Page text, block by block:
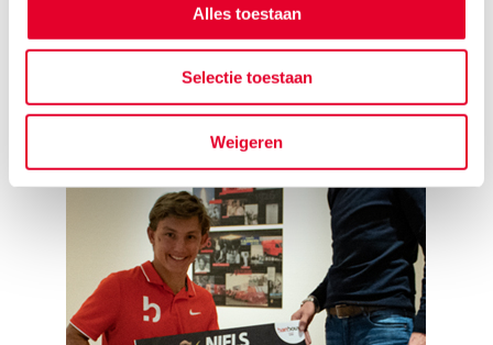
Alles toestaan
Selectie toestaan
Weigeren